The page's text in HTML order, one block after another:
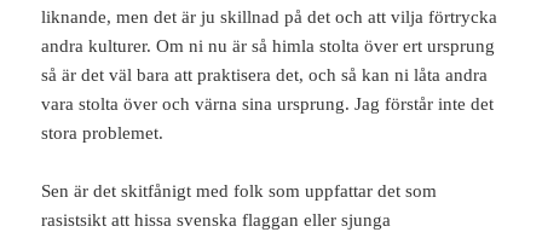
liknande, men det är ju skillnad på det och att vilja förtrycka
andra kulturer. Om ni nu är så himla stolta över ert ursprung
så är det väl bara att praktisera det, och så kan ni låta andra
vara stolta över och värna sina ursprung. Jag förstår inte det
stora problemet.
Sen är det skitfånigt med folk som uppfattar det som
rasistsikt att hissa svenska flaggan eller sjunga